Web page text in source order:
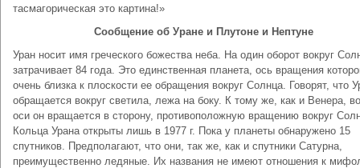
тасмагорическая это картина!»
Сообщение об Уране и Плутоне и Нептуне
Уран носит имя греческого божества неба. На один оборот вокруг
затрачивает 84 года. Это единственная планета, ось вращения
очень близка к плоскости ее обращения вокруг Солнца. Говорят, что
обращается вокруг светила, лежа на боку. К тому же, как и Венера,
оси он вращается в сторону, противоположную вращению вокруг
Кольца Урана открыты лишь в 1977 г. Пока у планеты обнару­жено 15
спутников. Предполагают, что они, так же, как и спутники Сатурна,
преимущественно ледяные. Их названия не имеют отношения к